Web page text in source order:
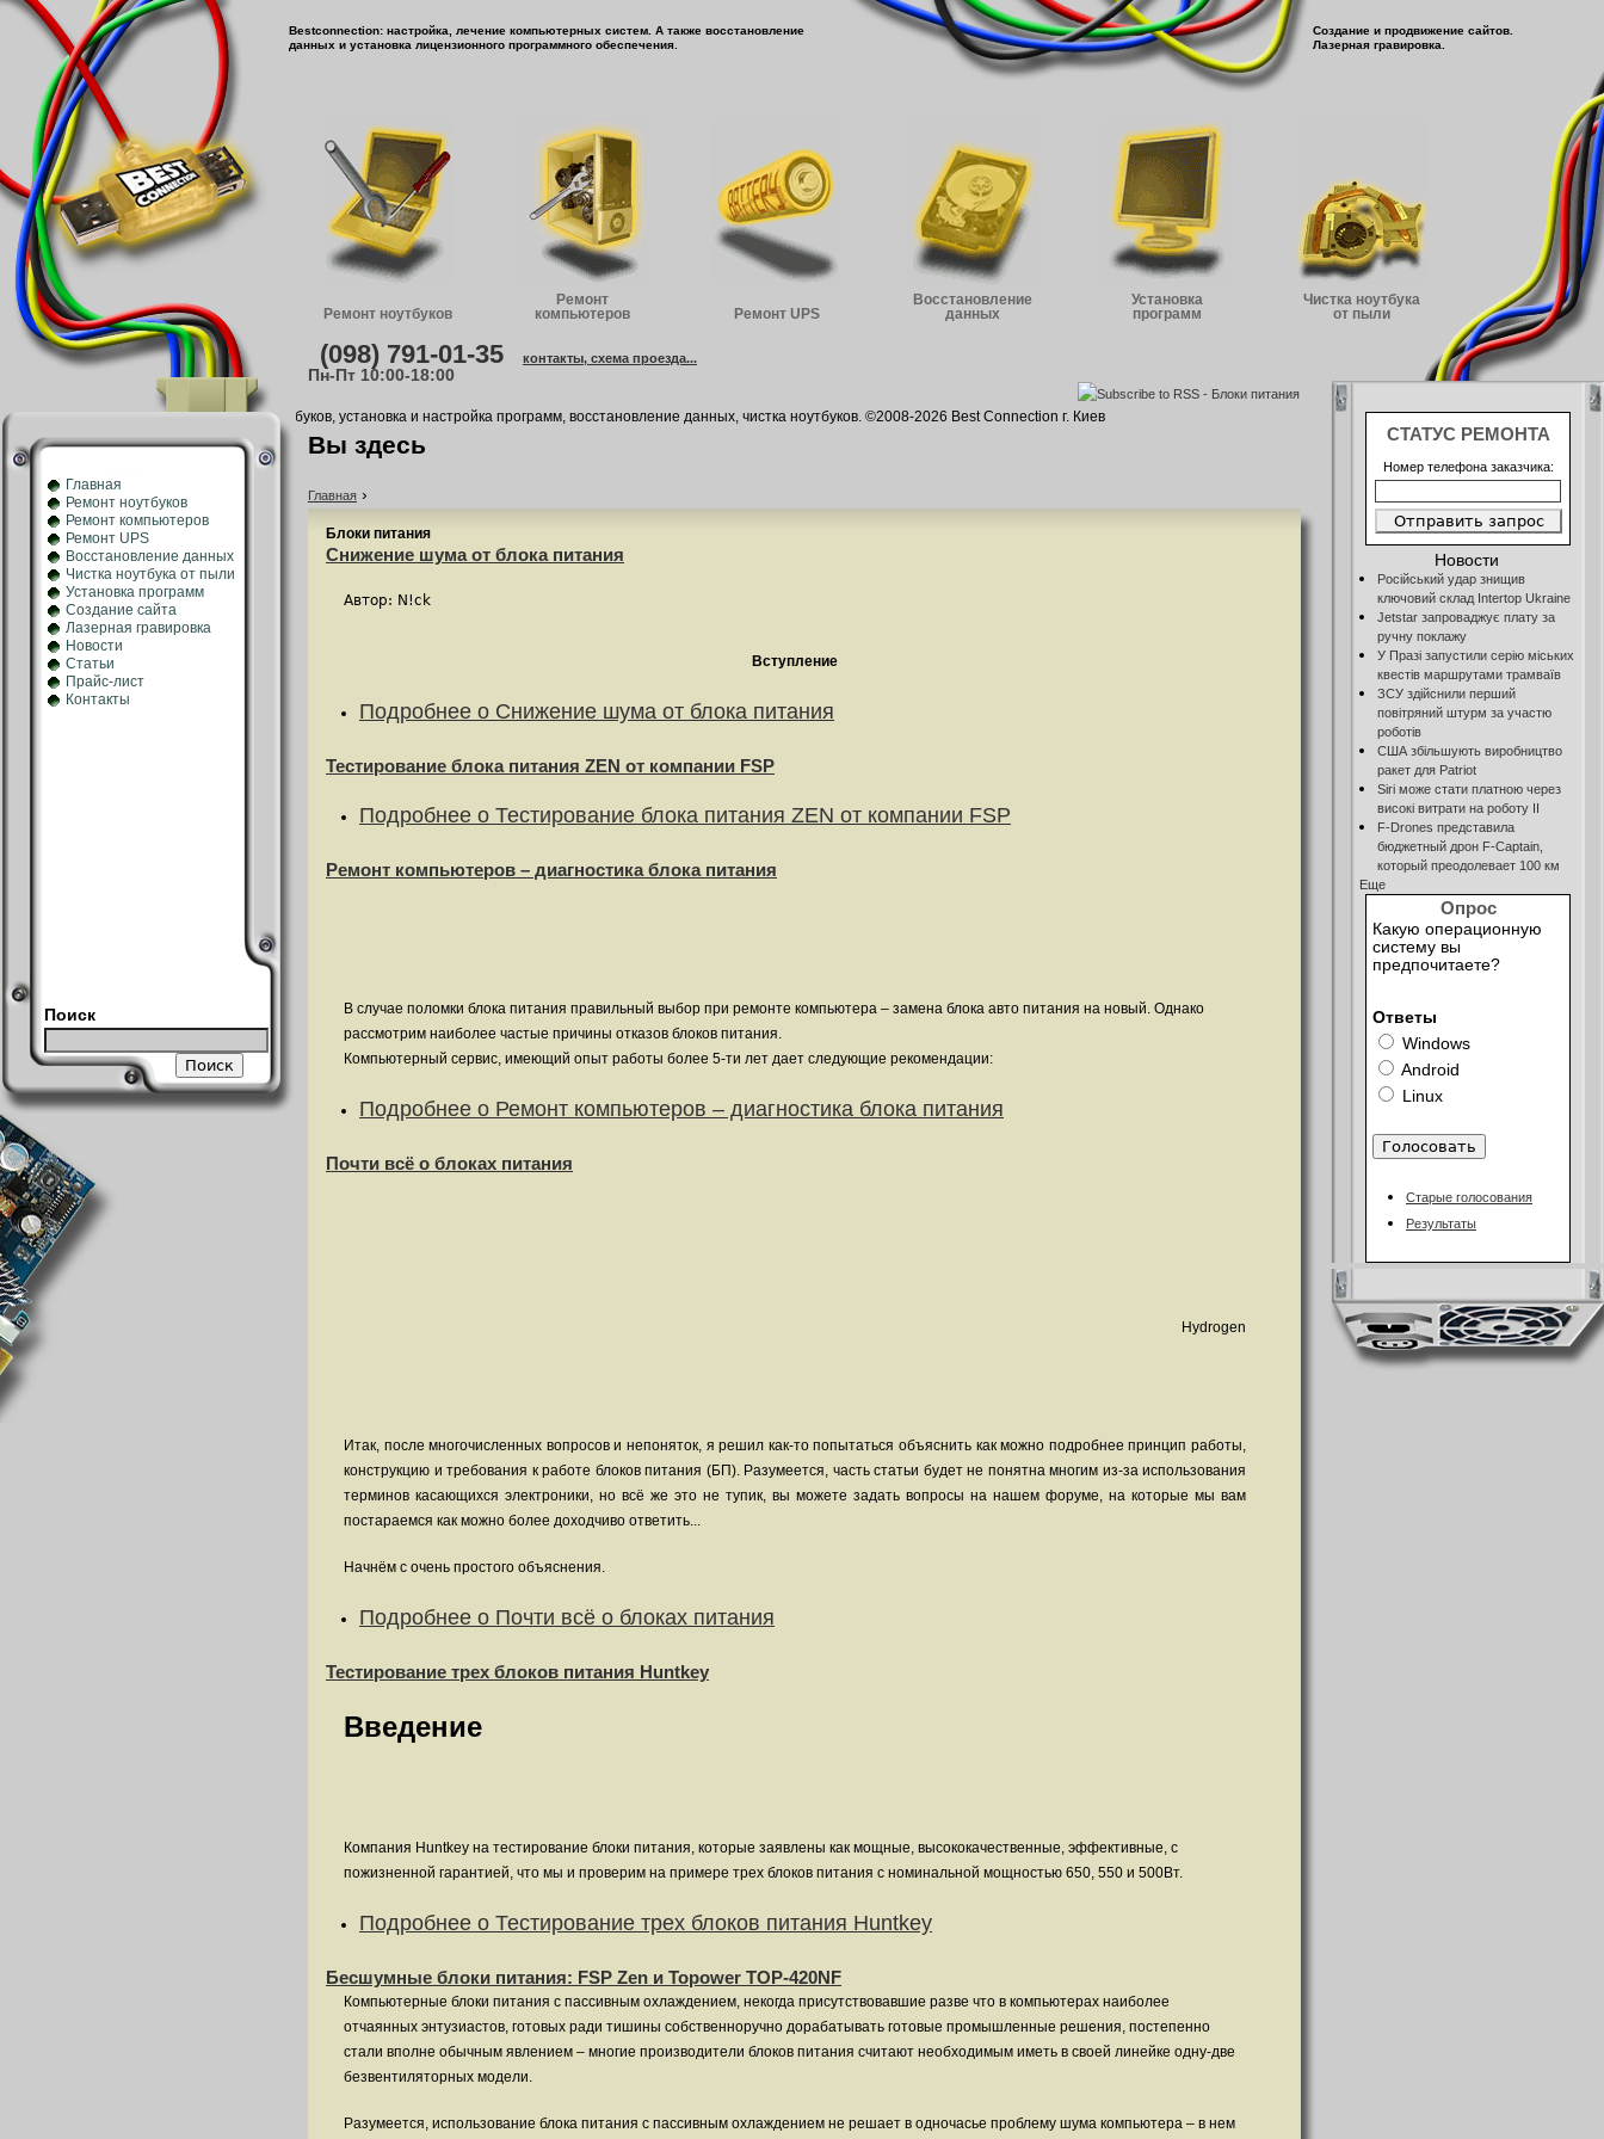
Bestconnection: настройка, лечение компьютерных систем. А также восстановление
данных и установка лицензионного программного обеспечения.
Создание и продвижение сайтов.
Лазерная гравировка.
Ремонт ноутбуков
Ремонт
компьютеров
Ремонт UPS
Восстановление
данных
Установка
программ
Чистка ноутбука
от пыли
(098) 791-01-35
Пн-Пт 10:00-18:00
контакты, схема проезда...
Вы здесь
Главная ›
Блоки питания
Снижение шума от блока питания
Автор: N!ck
Вступление
Подробнее о Снижение шума от блока питания
Тестирование блока питания ZEN от компании FSP
Подробнее о Тестирование блока питания ZEN от компании FSP
Ремонт компьютеров – диагностика блока питания
В случае поломки блока питания правильный выбор при ремонте компьютера – замена блока авто питания на новый. Однако
рассмотрим наиболее частые причины отказов блоков питания.
Компьютерный сервис, имеющий опыт работы более 5-ти лет дает следующие рекомендации:
Подробнее о Ремонт компьютеров – диагностика блока питания
Почти всё о блоках питания
Hydrogen
Итак, после многочисленных вопросов и непоняток, я решил как-то попытаться объяснить как можно подробнее принцип работы,
конструкцию и требования к работе блоков питания (БП). Разумеется, часть статьи будет не понятна многим из-за использования
терминов касающихся электроники, но всё же это не тупик, вы можете задать вопросы на нашем форуме, на которые мы вам
постараемся как можно более доходчиво ответить...
Начнём с очень простого объяснения.
Подробнее о Почти всё о блоках питания
Тестирование трех блоков питания Huntkey
Введение
Компания Huntkey на тестирование блоки питания, которые заявлены как мощные, высококачественные, эффективные, с
пожизненной гарантией, что мы и проверим на примере трех блоков питания с номинальной мощностью 650, 550 и 500Вт.
Подробнее о Тестирование трех блоков питания Huntkey
Бесшумные блоки питания: FSP Zen и Topower TOP-420NF
Компьютерные блоки питания с пассивным охлаждением, некогда присутствовавшие разве что в компьютерах наиболее
отчаянных энтузиастов, готовых ради тишины собственноручно дорабатывать готовые промышленные решения, постепенно
стали вполне обычным явлением – многие производители блоков питания считают необходимым иметь в своей линейке одну-две
безвентиляторных модели.
Разумеется, использование блока питания с пассивным охлаждением не решает в одночасье проблему шума компьютера – в нем
Главная
Ремонт ноутбуков
Ремонт компьютеров
Ремонт UPS
Восстановление данных
Чистка ноутбука от пыли
Установка программ
Создание сайта
Лазерная гравировка
Новости
Статьи
Прайс-лист
Контакты
Поиск
СТАТУС РЕМОНТА
Номер телефона заказчика:
Новости
Російський удар знищив
ключовий склад Intertop Ukraine
Jetstar запроваджує плату за
ручну поклажу
У Празі запустили серію міських
квестів маршрутами трамваїв
ЗСУ здійснили перший
повітряний штурм за участю
роботів
США збільшують виробництво
ракет для Patriot
Siri може стати платною через
високі витрати на роботу ІІ
F-Drones представила
бюджетный дрон F-Сaptain,
который преодолевает 100 км
Еще
Опрос
Какую операционную
систему вы
предпочитаете?
Ответы
Windows
Android
Linux
Старые голосования
Результаты
Ремонт и обслуживание компьютеров, ноутбуков, установка и настройка программ, восстановление данных, чистка ноутбуков. ©2008-2026 Best Connection г. Киев